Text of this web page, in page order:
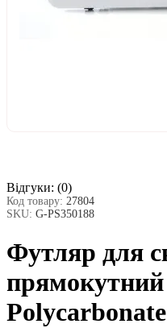
Відгуки: (0)
Код товару: 27804
SKU: G-PS350188
Футляр для